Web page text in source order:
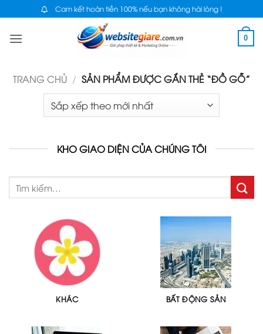
nội
Cam kết hoàn tiền 100% nếu bạn không hài lòng !
0
TRANG CHỦ / SẢN PHẨM ĐƯỢC GẮN THẺ “ĐỒ GỖ”
KHO GIAO DIỆN CỦA CHÚNG TÔI
Tìm
kiếm:
KHÁC BẤT ĐỘNG SẢN